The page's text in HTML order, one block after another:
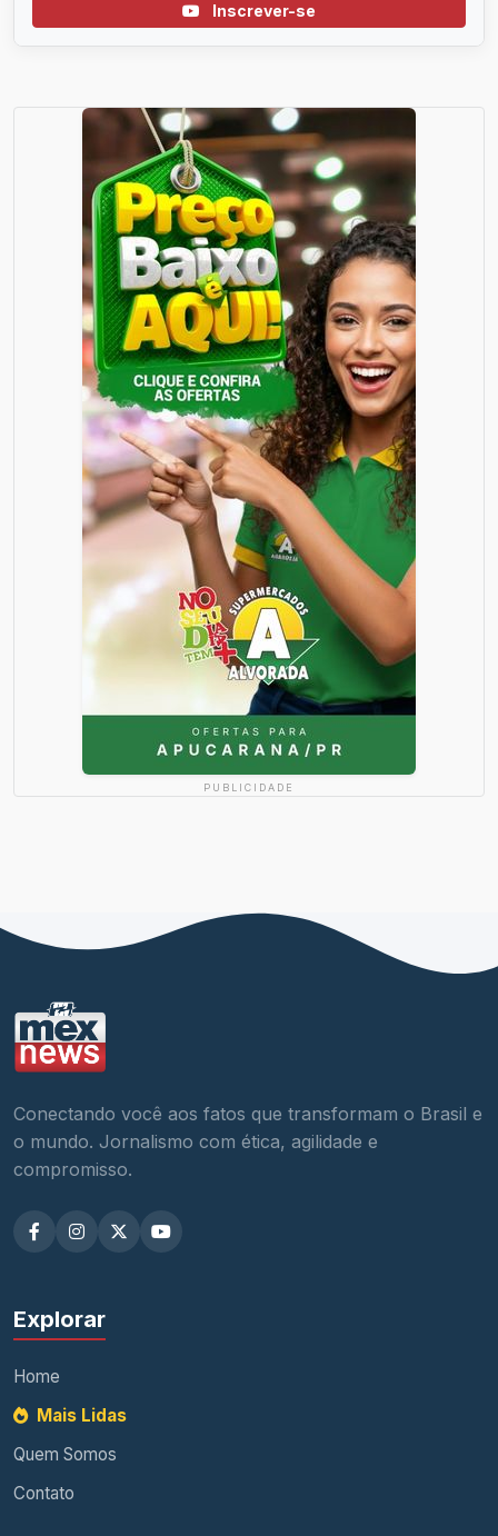
Inscrever-se
PUBLICIDADE
Conectando você aos fatos que transformam o Brasil e
o mundo. Jornalismo com ética, agilidade e
compromisso.
Explorar
Home
Mais Lidas
Quem Somos
Contato